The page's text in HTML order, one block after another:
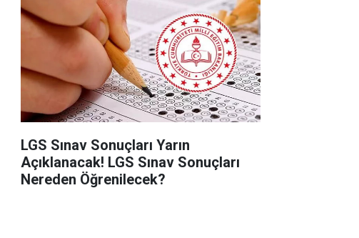
LGS Sınav Sonuçları Yarın
Açıklanacak! LGS Sınav Sonuçları
Nereden Öğrenilecek?